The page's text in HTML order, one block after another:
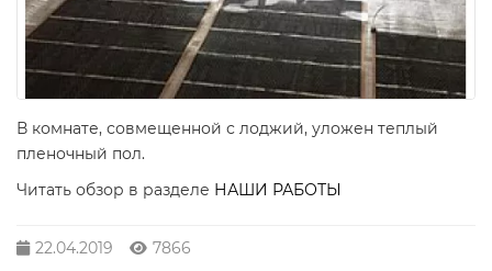
В комнате, совмещенной с лоджий, уложен теплый
пленочный пол.
Читать обзор в разделе НАШИ РАБОТЫ
22.04.2019 7866